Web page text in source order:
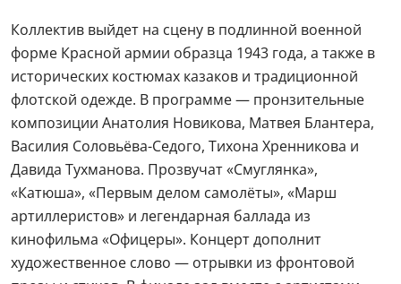
Коллектив выйдет на сцену в подлинной военной
форме Красной армии образца 1943 года, а также в
исторических костюмах казаков и традиционной
флотской одежде. В программе — пронзительные
композиции Анатолия Новикова, Матвея Блантера,
Василия Соловьёва-Седого, Тихона Хренникова и
Давида Тухманова. Прозвучат «Смуглянка»,
«Катюша», «Первым делом самолёты», «Марш
артиллеристов» и легендарная баллада из
кинофильма «Офицеры». Концерт дополнит
художественное слово — отрывки из фронтовой